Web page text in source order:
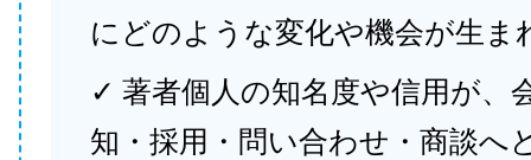
にどのような変化や機会が生ま
✓ 著者個人の知名度や信用が、
知・採用・問い合わせ・商談へ